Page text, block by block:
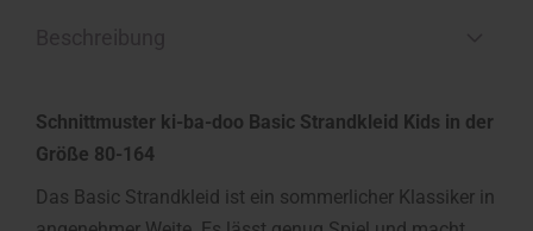
Schnittmuster ki-ba-doo Basic Strandkleid Kids in der
Größe 80-164
Das Basic Strandkleid ist ein sommerlicher Klassiker in